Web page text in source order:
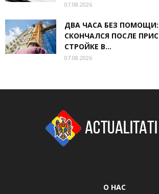
07.08.2026
ДВА ЧАСА БЕЗ
СКОНЧАЛСЯ ПОСЛЕ
СТРОЙКЕ В...
07.08.2026
О НАС